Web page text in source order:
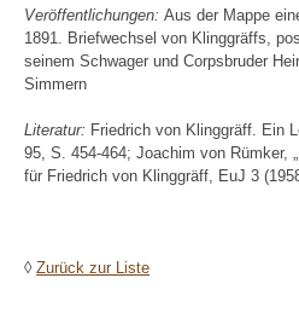
Veröffentlichungen: Aus der Mappe
1891. Briefwechsel von Klinggräffs,
seinem Schwager und Corpsbruder
Simmern
Literatur: Friedrich von Klinggräff. Ein
95, S. 454-464; Joachim von Rümker,
für Friedrich von Klinggräff, EuJ 3
◊ Zurück zur Liste